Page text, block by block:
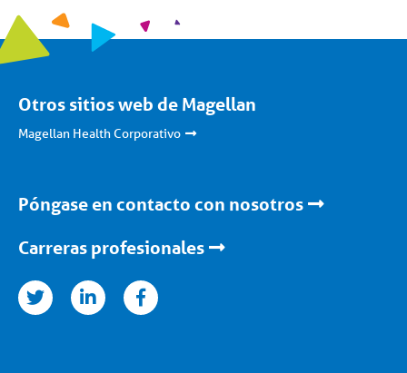
Otros sitios web de Magellan
Magellan Health Corporativo
Póngase en contacto con nosotros
Carreras profesionales
facebook